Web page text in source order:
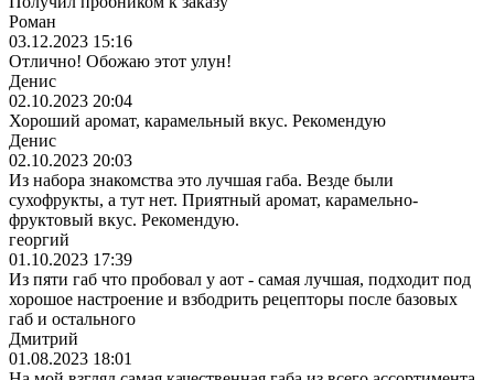
Роман
03.12.2023 15:16
Отлично! Обожаю этот улун!
Денис
02.10.2023 20:04
Хороший аромат, карамельный вкус. Рекомендую
Денис
02.10.2023 20:03
Из набора знакомства это лучшая габа. Везде были
сухофрукты, а тут нет. Приятный аромат, карамельно-
фруктовый вкус. Рекомендую.
георгий
01.10.2023 17:39
Из пяти габ что пробовал у аот - самая лучшая, подходит под
хорошое настроение и взбодрить рецепторы после базовых
габ и остального
Дмитрий
01.08.2023 18:01